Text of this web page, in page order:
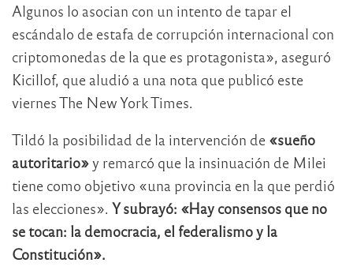
Algunos lo asocian con un intento de tapar el
escándalo de estafa de corrupción internacional con
criptomonedas de la que es protagonista», aseguró
Kicillof, que aludió a una nota que publicó este
viernes The New York Times.
Tildó la posibilidad de la intervención de «sueño
autoritario»y remarcó que la insinuación de Milei
tiene como objetivo «una provincia en la que perdió
las elecciones». Y subrayó: «Hay consensos que no
se tocan: la democracia, el federalismo y la
Constitución».